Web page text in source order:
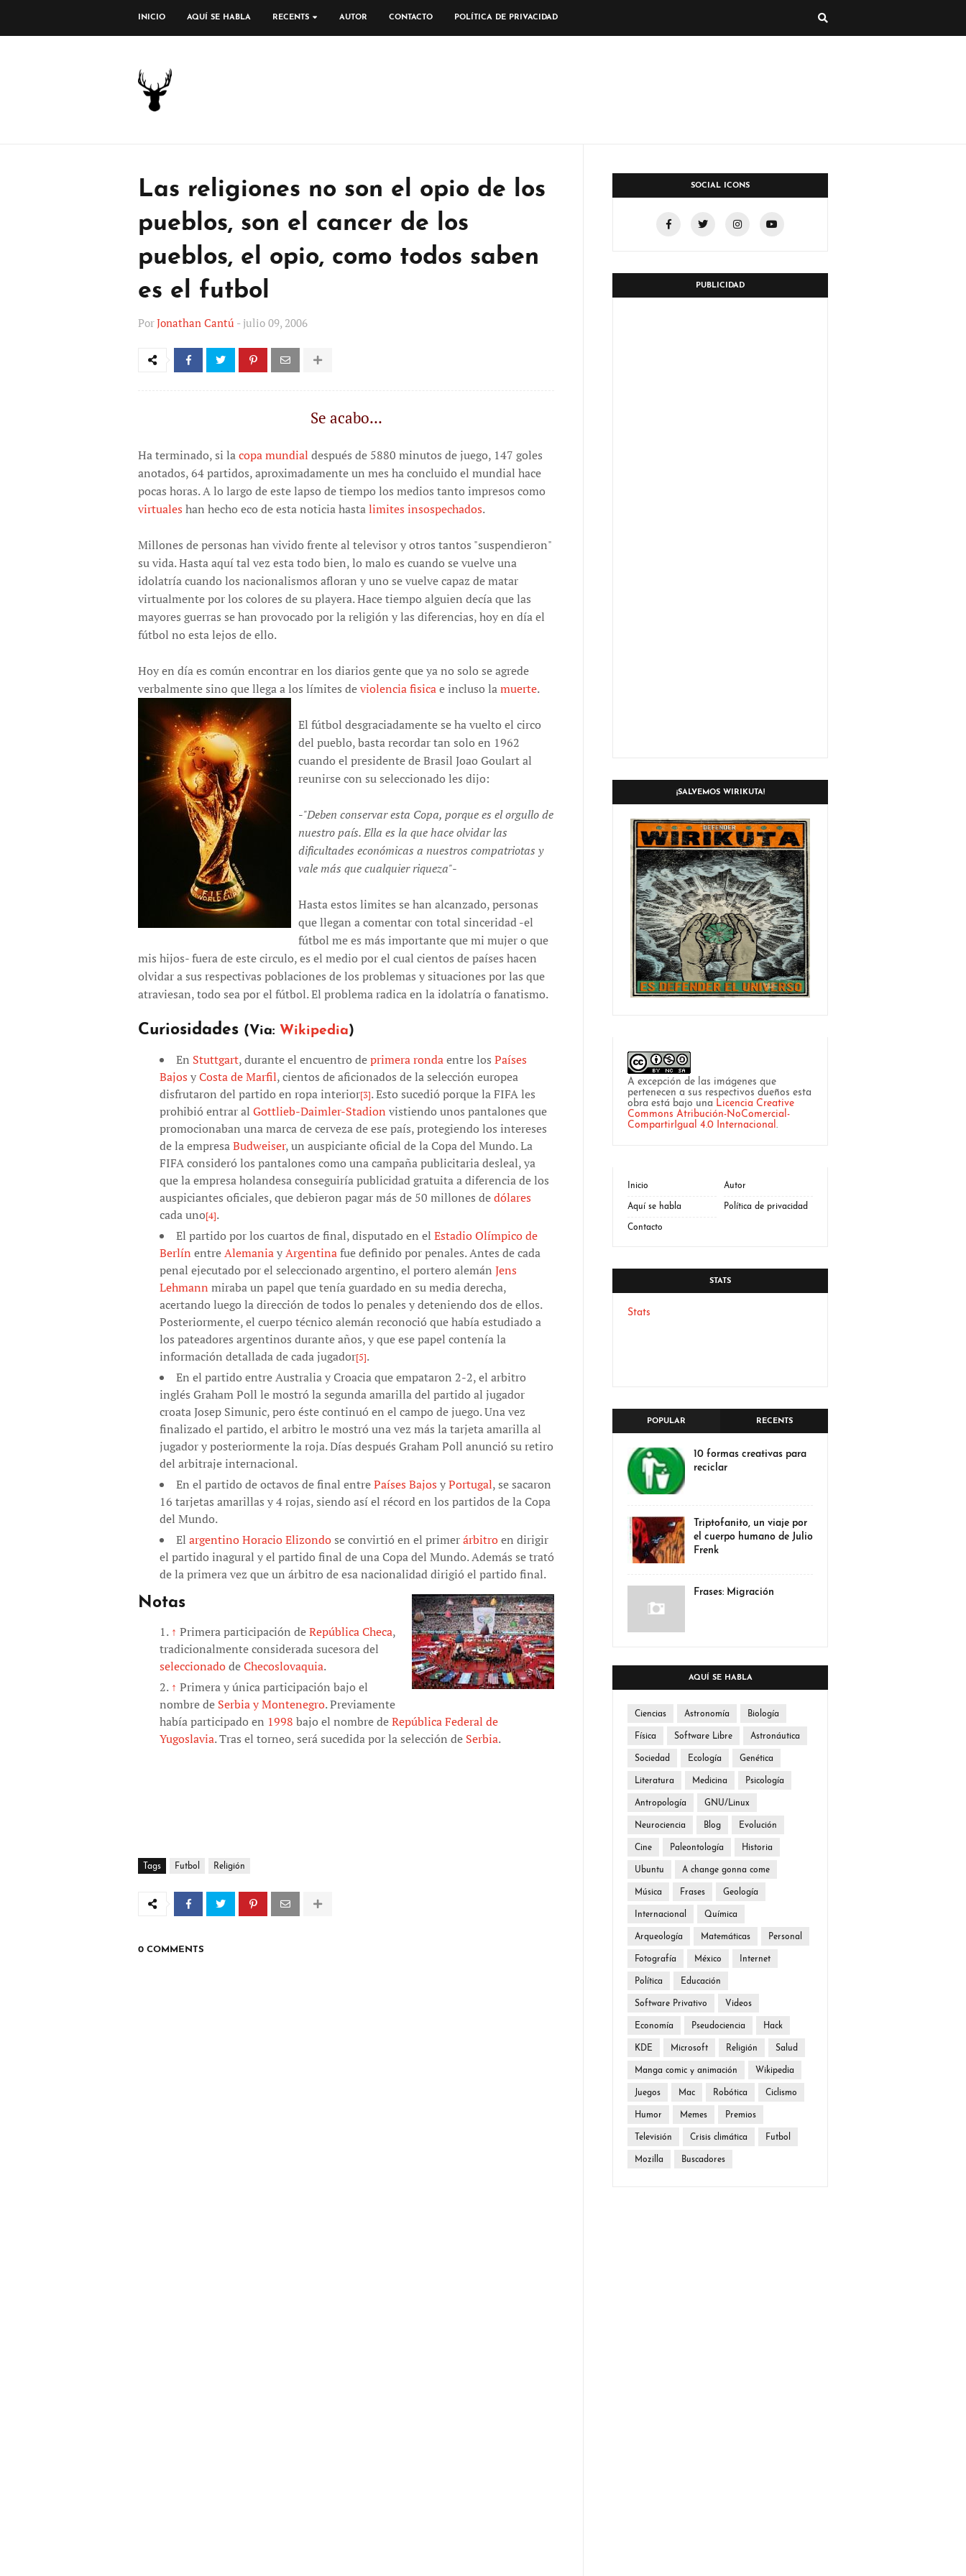
INICIO AQUÍ SE HABLA RECENTS AUTOR CONTACTO POLÍTICA DE PRIVACIDAD
Las religiones no son el opio de los
pueblos, son el cancer de los
pueblos, el opio, como todos saben
es el futbol
PorJonathan Cantú - julio 09, 2006
Se acabo...
Ha terminado, si lacopa mundial después de 5880 minutos de juego, 147 goles
anotados, 64 partidos, aproximadamente un mes ha concluido el mundial hace
pocas horas. A lo largo de este lapso de tiempo los medios tanto impresos como
virtuales han hecho eco de esta noticia hastalimites insospechados.
Millones de personas han vivido frente al televisor y otros tantos "suspendieron"
su vida. Hasta aquí tal vez esta todo bien, lo malo es cuando se vuelve una
idolatría cuando los nacionalismos afloran y uno se vuelve capaz de matar
virtualmente por los colores de su playera. Hace tiempo alguien decía que las
mayores guerras se han provocado por la religión y las diferencias, hoy en día el
fútbol no esta lejos de ello.
Hoy en día es común encontrar en los diarios gente que ya no solo se agrede
verbalmente sino que llega a los límites deviolencia fisicae incluso lamuerte.
El fútbol desgraciadamente se ha vuelto el circo
del pueblo, basta recordar tan solo en 1962
cuando el presidente de Brasil Joao Goulart al
reunirse con su seleccionado les dijo:
-"Deben conservar esta Copa, porque es el orgullo de
nuestro país. Ella es la que hace olvidar las
dificultades económicas a nuestros compatriotas y
vale más que cualquier riqueza"-
Hasta estos limites se han alcanzado, personas
que llegan a comentar con total sinceridad -el
fútbol me es más importante que mi mujer o que
mis hijos- fuera de este circulo, es el medio por el cual cientos de países hacen
olvidar a sus respectivas poblaciones de los problemas y situaciones por las que
atraviesan, todo sea por el fútbol. El problema radica en la idolatría o fanatismo.
Curiosidades (Via: Wikipedia)
En Stuttgart, durante el encuentro deprimera rondaentre los Países
Bajos yCosta de Marfil, cientos de aficionados de la selección europea
disfrutaron del partido en ropa interior[3]. Esto sucedió porque la FIFA les
prohibió entrar al Gottlieb-Daimler-Stadion vistiendo unos pantalones que
promocionaban una marca de cerveza de ese país, protegiendo los intereses
de la empresaBudweiser, un auspiciante oficial de la Copa del Mundo. La
FIFA consideró los pantalones como una campaña publicitaria desleal, ya
que la empresa holandesa conseguiría publicidad gratuita a diferencia de los
auspiciantes oficiales, que debieron pagar más de 50 millones dedólares
cada uno[4].
El partido por los cuartos de final, disputado en el Estadio Olímpico de
Berlín entreAlemaniayArgentinafue definido por penales. Antes de cada
penal ejecutado por el seleccionado argentino, el portero alemán Jens
Lehmann miraba un papel que tenía guardado en su media derecha,
acertando luego la dirección de todos lo penales y deteniendo dos de ellos.
Posteriormente, el cuerpo técnico alemán reconoció que había estudiado a
los pateadores argentinos durante años, y que ese papel contenía la
información detallada de cada jugador[5].
En el partido entre Australia y Croacia que empataron 2-2, el arbitro
inglés Graham Poll le mostró la segunda amarilla del partido al jugador
croata Josep Simunic, pero éste continuó en el campo de juego. Una vez
finalizado el partido, el arbitro le mostró una vez más la tarjeta amarilla al
jugador y posteriormente la roja. Días después Graham Poll anunció su retiro
del arbitraje internacional.
En el partido de octavos de final entrePaíses Bajos yPortugal, se sacaron
16 tarjetas amarillas y 4 rojas, siendo así el récord en los partidos de la Copa
del Mundo.
El argentinoHoracio Elizondose convirtió en el primerárbitroen dirigir
el partido inagural y el partido final de una Copa del Mundo. Además se trató
de la primera vez que un árbitro de esa nacionalidad dirigió el partido final.
Notas
↑ Primera participación deRepública Checa,
tradicionalmente considerada sucesora del
seleccionadodeChecoslovaquia.
↑ Primera y única participación bajo el
nombre de Serbia y Montenegro. Previamente
había participado en 1998 bajo el nombre deRepública Federal de
Yugoslavia. Tras el torneo, será sucedida por la selección de Serbia.
Tags Futbol Religión
0 COMMENTS
SOCIAL ICONS
PUBLICIDAD
¡SALVEMOS WIRIKUTA!
A excepción de las imágenes que
pertenecen a sus respectivos dueños esta
obra está bajo una Licencia Creative
Commons Atribución-NoComercial-
CompartirIgual 4.0 Internacional.
Inicio Autor
Aquí se habla Política de privacidad
Contacto
STATS
Stats
POPULAR RECENTS
10 formas creativas para
reciclar
Triptofanito, un viaje por
el cuerpo humano de Julio
Frenk
Frases: Migración
AQUÍ SE HABLA
Ciencias Astronomía Biología
Física Software Libre Astronáutica
Sociedad Ecología Genética
Literatura Medicina Psicología
Antropología GNU/Linux
Neurociencia Blog Evolución
Cine Paleontología Historia
Ubuntu A change gonna come
Música Frases Geología
Internacional Química
Arqueología Matemáticas Personal
Fotografía México Internet
Política Educación
Software Privativo Videos
Economía Pseudociencia Hack
KDE Microsoft Religión Salud
Manga comic y animación Wikipedia
Juegos Mac Robótica Ciclismo
Humor Memes Premios
Televisión Crisis climática Futbol
Mozilla Buscadores